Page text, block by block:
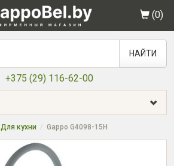
(0)
НАЙТИ
+375 (29) 116-62-00
Для кухни Gappo G4098-15H